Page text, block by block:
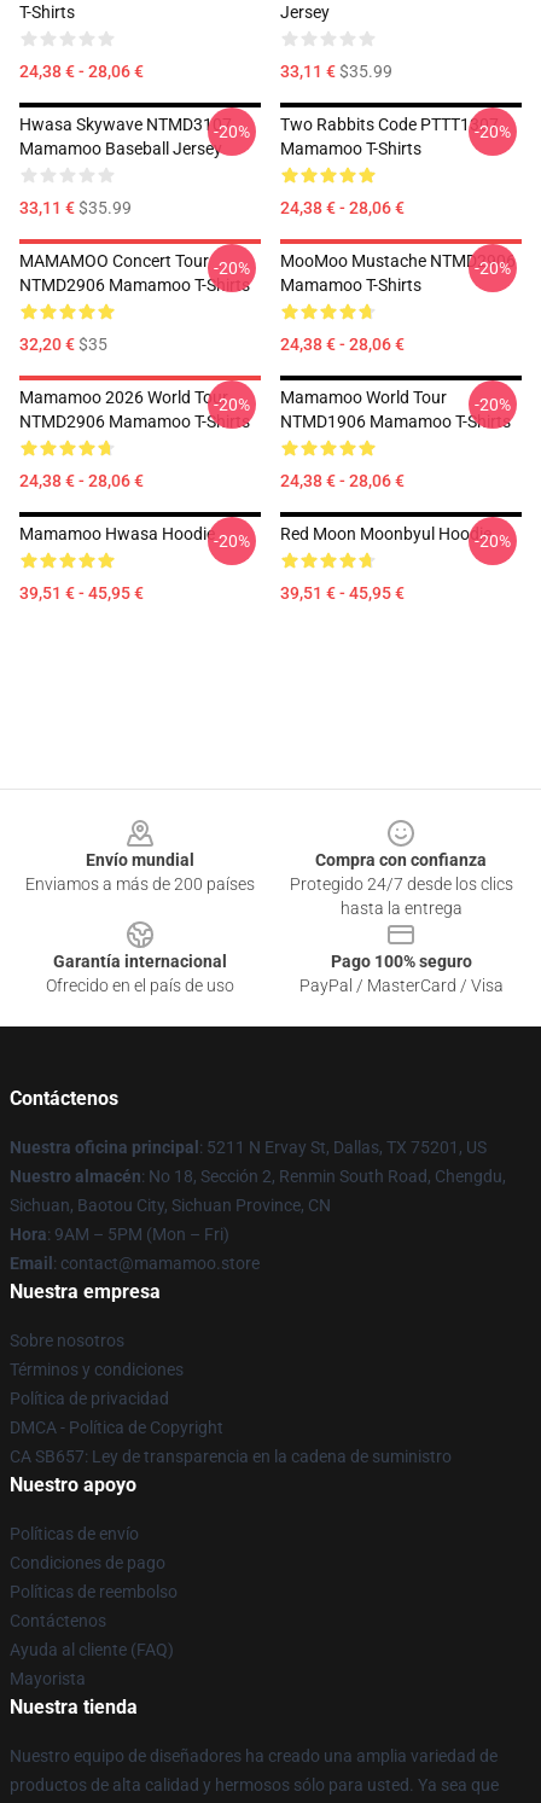
T-Shirts
24,38 € - 28,06 €
Jersey
33,11 €$35.99
Hwasa Skywave NTMD3107
Mamamoo Baseball Jersey
33,11 €$35.99
-20%
Two Rabbits Code PTTT1307
Mamamoo T-Shirts
24,38 € - 28,06 €
-20%
MAMAMOO Concert Tour
NTMD2906 Mamamoo T-Shirts
32,20 €$35
-20%
MooMoo Mustache NTMD2906
Mamamoo T-Shirts
24,38 € - 28,06 €
-20%
Mamamoo 2026 World Tour
NTMD2906 Mamamoo T-Shirts
24,38 € - 28,06 €
-20%
Mamamoo World Tour
NTMD1906 Mamamoo T-Shirts
24,38 € - 28,06 €
-20%
Mamamoo Hwasa Hoodie
39,51 € - 45,95 €
-20% Red Moon Moonbyul Hoodie
39,51 € - 45,95 €
-20%
Envío mundial
Enviamos a más de 200 países
Compra con confianza
Protegido 24/7 desde los clics
hasta la entrega
Garantía internacional
Ofrecido en el país de uso
Pago 100% seguro
PayPal / MasterCard / Visa
Contáctenos
Nuestra oficina principal : 5211 N Ervay St, Dallas, TX 75201, US
Nuestro almacén: No 18, Sección 2, Renmin South Road, Chengdu,
Sichuan, Baotou City, Sichuan Province, CN
Hora: 9AM – 5PM (Mon – Fri)
Email : contact@mamamoo.store
Nuestra empresa
Sobre nosotros
Términos y condiciones
Política de privacidad
DMCA - Política de Copyright
CA SB657: Ley de transparencia en la cadena de suministro
Nuestro apoyo
Políticas de envío
Condiciones de pago
Políticas de reembolso
Contáctenos
Ayuda al cliente (FAQ)
Mayorista
Nuestra tienda
Nuestro equipo de diseñadores ha creado una amplia variedad de
productos de alta calidad y hermosos sólo para usted. Ya sea que